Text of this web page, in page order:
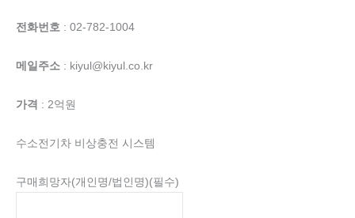
전화번호 : 02-782-1004
메일주소 : kiyul@kiyul.co.kr
가격 : 2억원
수소전기차 비상충전 시스템
구매희망자(개인명/법인명)(필수)